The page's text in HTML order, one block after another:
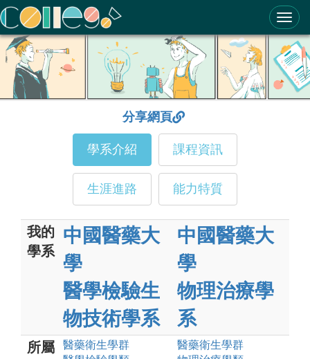
ColleGo! 大學選才與高中育才輔助系統
分享網頁
學系介紹 課程資訊
生涯進路 能力特質
我的
學系
中國醫藥大
學
醫學檢驗生
物技術學系
中國醫藥大
學
物理治療學
系
所屬
醫藥衛生學群
醫藥衛生學群